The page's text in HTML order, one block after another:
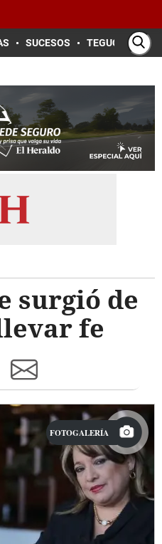
SUCESOS TEGUCIGALPA
surgió de
fe
FOTOGALERÍA